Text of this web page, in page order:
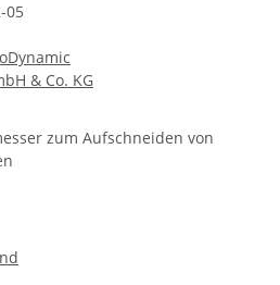
05
& Co. KG
zum Aufschneiden von